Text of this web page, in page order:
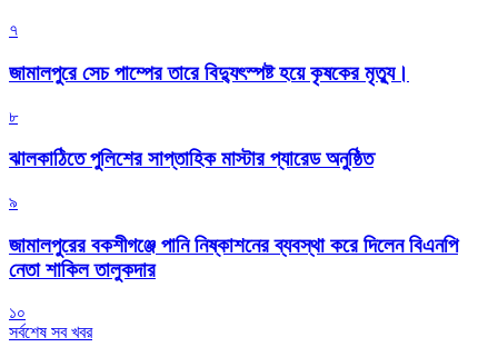
৭
জামালপুরে সেচ পাম্পের তারে বিদ্যুৎস্পষ্ট হয়ে কৃষকের মৃত্যু।
৮
‎ঝালকাঠিতে পুলিশের সাপ্তাহিক মাস্টার প্যারেড অনুষ্ঠিত
৯
জামালপুরের বকশীগঞ্জে পানি নিষ্কাশনের ব্যবস্থা করে দিলেন বিএনপি
নেতা শাকিল তালুকদার
১০
সর্বশেষ সব খবর